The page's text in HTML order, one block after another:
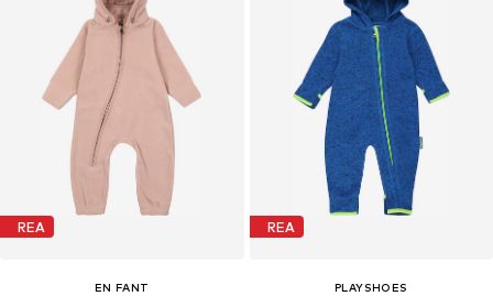
REA
EN FANT
REA
PLAYSHOES